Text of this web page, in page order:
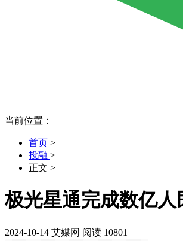
当前位置：
首页 >
投融 >
正文 >
极光星通完成数亿
2024-10-14 艾媒网 阅读 10801